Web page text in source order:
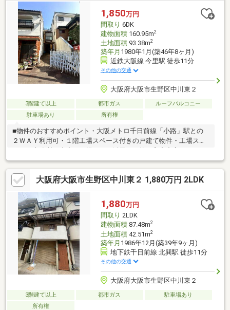
1,850万円
間取り 6DK
建物面積160.95m2
土地面積93.38m2
築年月 1980年1月(築46年8ヶ月)
近鉄大阪線 今里駅 徒歩11分
その他の交通
大阪府大阪市生野区中川東２
3階建て以上 都市ガス
ルーフバルコニー
駐車場あり
所有権
■物件のおすすめポイント・大阪メトロ千日前線「小路」駅との
２ＷＡＹ利用可・１階工場スペース付きの戸建て物件・工場スペ
Ｋ・ガレージスペース有・未改装物件につきお好みにリフォーム
可能！・陽当り・通風環境良好な広々ルーフバルコニー有！・過
ごしやすい閑静な住宅地の環境■周辺施設案内・万代巽北店：約
550ｍ（徒歩7分）・セブンイレブン大阪中川５丁目店：約400ｍ
（徒歩6分）・生野東中川郵便局：約97ｍ（徒歩1分） 等
大阪府大阪市生野区中川東２ 1,880万円 2LDK
1,880万円
間取り 2LDK
建物面積87.48m2
土地面積42.51m2
築年月 1986年12月(築39年9ヶ月)
地下鉄千日前線 北巽駅 徒歩11分
その他の交通
大阪府大阪市生野区中川東２
3階建て以上 都市ガス
駐車場あり
所有権